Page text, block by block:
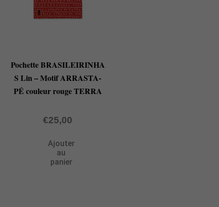
Pochette BRASILEIRINHA
S Lin – Motif ARRASTA-
PÉ couleur rouge TERRA
€25,00
Ajouter
au
panier